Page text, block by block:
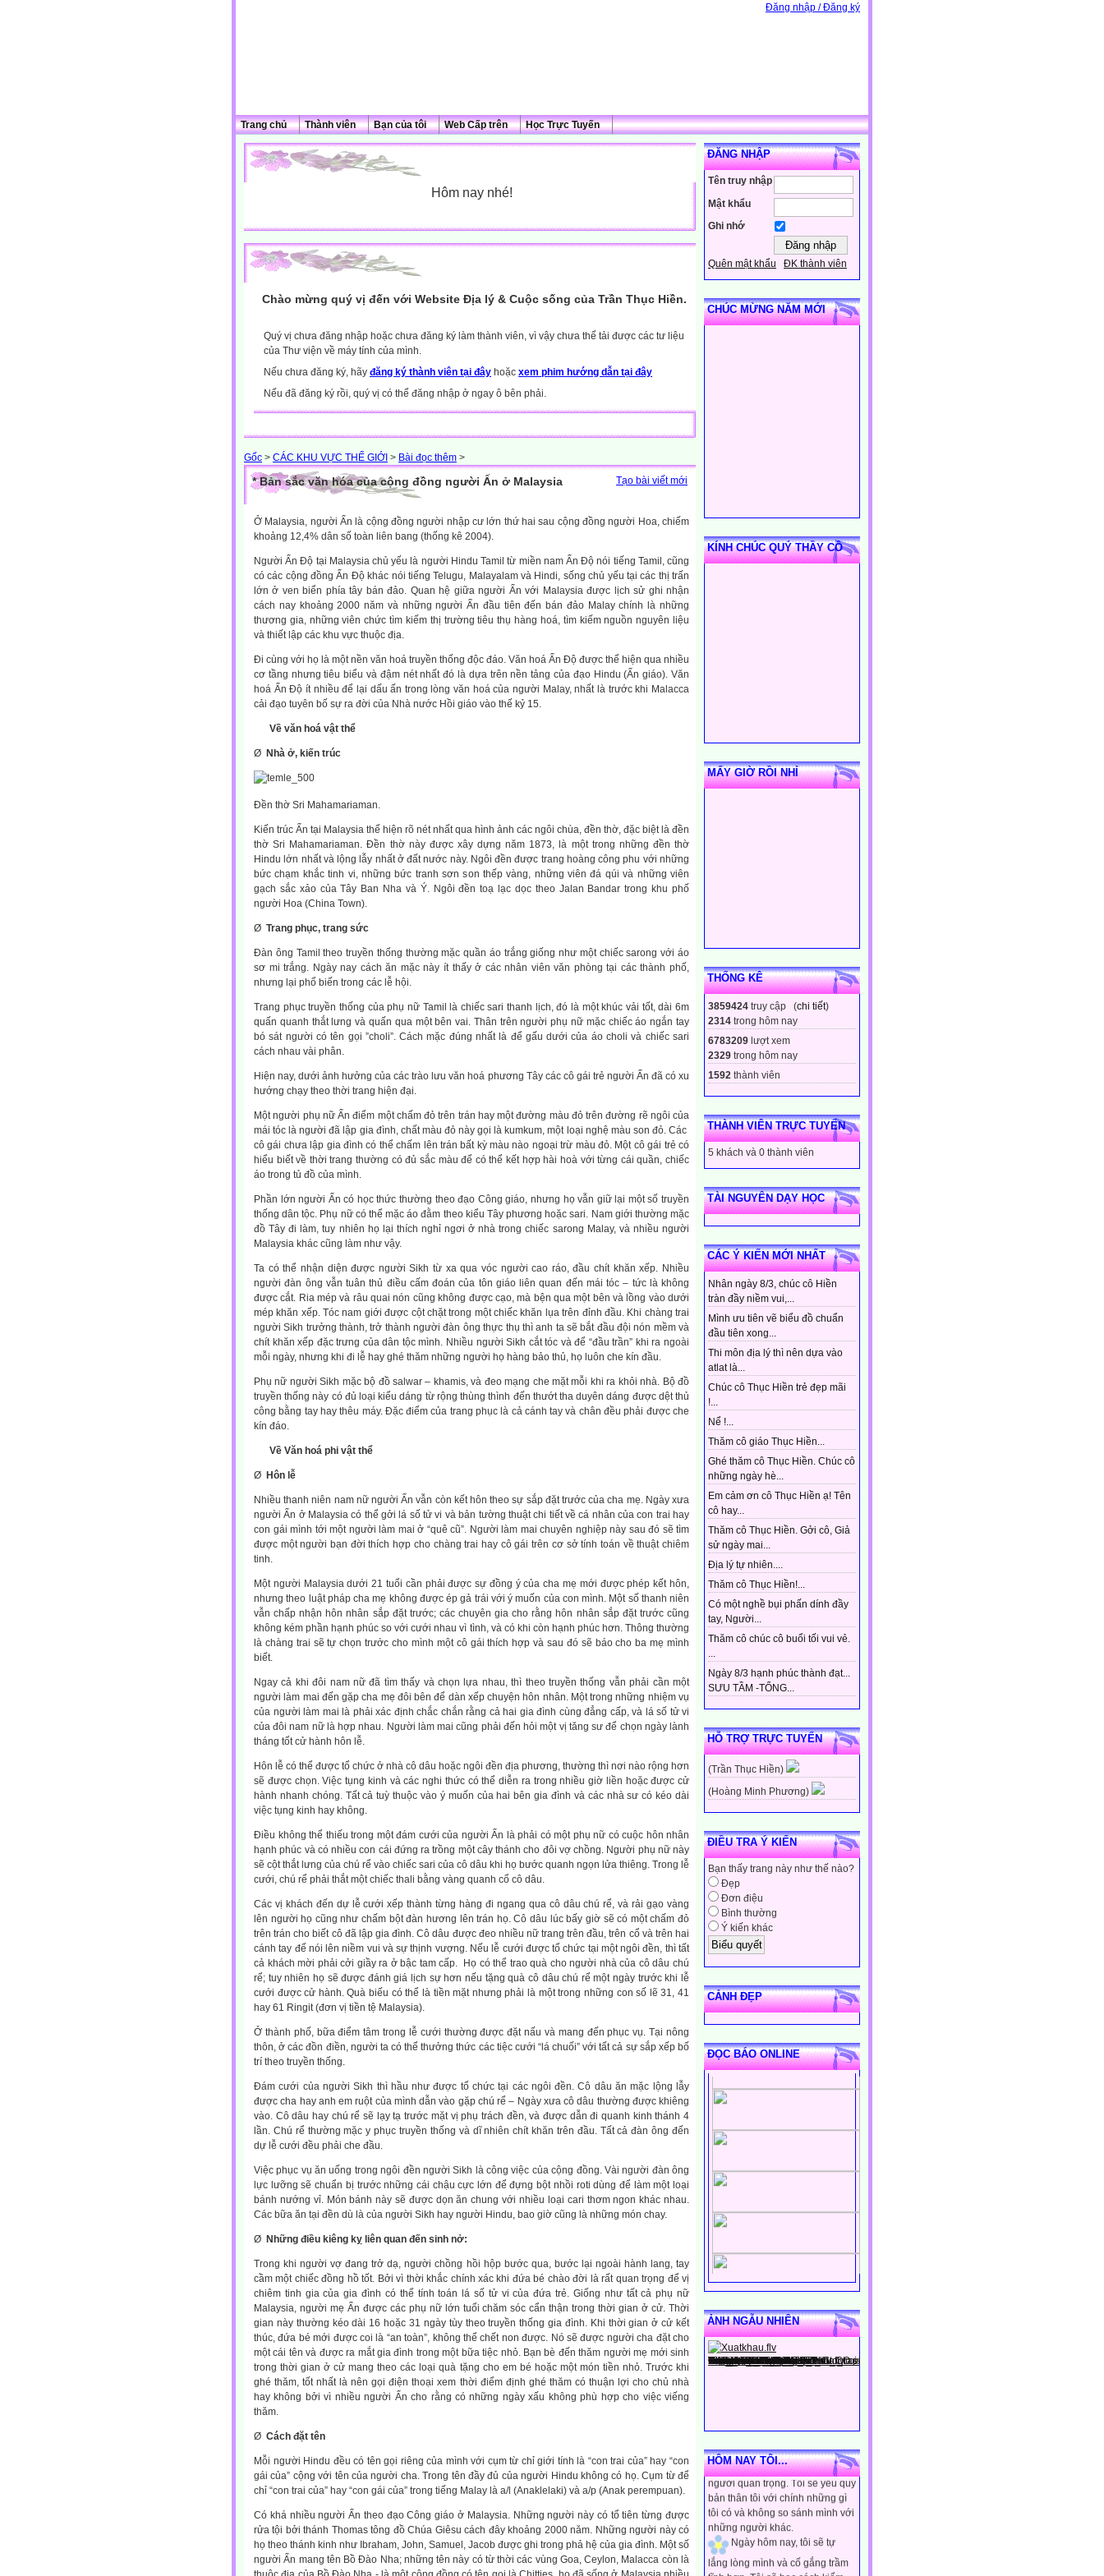
Đăng nhập / Đăng ký
Trang chủ Thành viên Bạn của tôi Web Cấp trên Học Trực Tuyến
ĐĂNG NHẬP
Tên truy nhập
Mật khẩu
Ghi nhớ
Quên mật khẩu ĐK thành viên
CHÚC MỪNG NĂM MỚI
KÍNH CHÚC QUÝ THẦY CÔ
MẤY GIỜ RỒI NHỈ
THỐNG KÊ
3859424 truy cập (chi tiết)
2314 trong hôm nay
6783209 lượt xem
2329 trong hôm nay
1592 thành viên
THÀNH VIÊN TRỰC TUYẾN
5 khách và 0 thành viên
TÀI NGUYÊN DẠY HỌC
CÁC Ý KIẾN MỚI NHẤT
Nhân ngày 8/3, chúc cô Hiền
tràn đầy niềm vui,...
Mình ưu tiên vẽ biểu đồ chuẩn
đầu tiên xong...
Thi môn địa lý thì nên dựa vào
atlat là...
Chúc cô Thục Hiền trẻ đẹp mãi
!...
Nể !...
Thăm cô giáo Thục Hiền...
Ghé thăm cô Thục Hiền. Chúc cô
những ngày hè...
Em cảm ơn cô Thục Hiền ạ! Tên
cô hay...
Thăm cô Thục Hiền. Gởi cô, Giả
sử ngày mai...
Địa lý tự nhiên....
Thăm cô Thục Hiền!...
Có một nghề bụi phấn dính đầy
tay, Người...
Thăm cô chúc cô buổi tối vui vẻ.
...
Ngày 8/3 hạnh phúc thành đạt...
SƯU TẦM -TỔNG...
HỖ TRỢ TRỰC TUYẾN
(Trần Thục Hiền)
(Hoàng Minh Phương)
ĐIỀU TRA Ý KIẾN
Bạn thấy trang này như thế nào?
Đẹp
Đơn điệu
Bình thường
Ý kiến khác
CẢNH ĐẸP
ĐỌC BÁO ONLINE
ẢNH NGẪU NHIÊN
HÔM NAY TÔI...
rằng mình là người đặc biệt, một
người quan trọng. Tôi sẽ yêu quý
bản thân tôi với chính những gì
tôi có và không so sánh mình với
những người khác.
Ngày hôm nay, tôi sẽ tự
lắng lòng mình và cố gắng trầm
tĩnh hơn. Tôi sẽ học cách kiểm
Hôm nay nhé!
Chào mừng quý vị đến với Website Địa lý & Cuộc sống của Trần Thục Hiền.
Quý vị chưa đăng nhập hoặc chưa đăng ký làm thành viên, vì vậy chưa thể tải được các tư liệu
của Thư viện về máy tính của mình.
Nếu chưa đăng ký, hãy đăng ký thành viên tại đây hoặc xem phim hướng dẫn tại đây
Nếu đã đăng ký rồi, quý vị có thể đăng nhập ở ngay ô bên phải.
Gốc > CÁC KHU VỰC THẾ GIỚI > Bài đọc thêm >
Tạo bài viết mới
* Bản sắc văn hóa của cộng đồng người Ấn ở Malaysia
Ở Malaysia, người Ấn là cộng đồng người nhập cư lớn thứ hai sau cộng đồng người Hoa, chiếm
khoảng 12,4% dân số toàn liên bang (thống kê 2004).
Người Ấn Độ tại Malaysia chủ yếu là người Hindu Tamil từ miền nam Ấn Độ nói tiếng Tamil, cũng
có các cộng đồng Ấn Độ khác nói tiếng Telugu, Malayalam và Hindi, sống chủ yếu tại các thị trấn
lớn ở ven biển phía tây bán đảo. Quan hệ giữa người Ấn với Malaysia được lịch sử ghi nhận
cách nay khoảng 2000 năm và những người Ấn đầu tiên đến bán đảo Malay chính là những
thương gia, những viên chức tìm kiếm thị trường tiêu thụ hàng hoá, tìm kiếm nguồn nguyên liệu
và thiết lập các khu vực thuộc địa.
Đi cùng với họ là một nền văn hoá truyền thống độc đáo. Văn hoá Ấn Độ được thể hiện qua nhiều
cơ tầng nhưng tiêu biểu và đậm nét nhất đó là dựa trên nền tảng của đạo Hindu (Ấn giáo). Văn
hoá Ấn Độ ít nhiều để lại dấu ấn trong lòng văn hoá của người Malay, nhất là trước khi Malacca
cải đạo tuyên bố sự ra đời của Nhà nước Hồi giáo vào thế kỷ 15.
Về văn hoá vật thể
Ø Nhà ở, kiến trúc
Đền thờ Sri Mahamariaman.
Kiến trúc Ấn tại Malaysia thể hiện rõ nét nhất qua hình ảnh các ngôi chùa, đền thờ, đặc biệt là đền
thờ Sri Mahamariaman. Đền thờ này được xây dựng năm 1873, là một trong những đền thờ
Hindu lớn nhất và lộng lẫy nhất ở đất nước này. Ngôi đền được trang hoàng công phu với những
bức chạm khắc tinh vi, những bức tranh sơn son thếp vàng, những viên đá qúi và những viên
gạch sắc xảo của Tây Ban Nha và Ý. Ngôi đền toạ lạc dọc theo Jalan Bandar trong khu phố
người Hoa (China Town).
Ø Trang phục, trang sức
Đàn ông Tamil theo truyền thống thường mặc quần áo trắng giống như một chiếc sarong với áo
sơ mi trắng. Ngày nay cách ăn mặc này ít thấy ở các nhân viên văn phòng tại các thành phố,
nhưng lại phổ biến trong các lễ hội.
Trang phục truyền thống của phụ nữ Tamil là chiếc sari thanh lịch, đó là một khúc vải tốt, dài 6m
quấn quanh thắt lưng và quấn qua một bên vai. Thân trên người phụ nữ mặc chiếc áo ngắn tay
bó sát người có tên gọi ”choli”. Cách mặc đúng nhất là để gấu dưới của áo choli và chiếc sari
cách nhau vài phân.
Hiện nay, dưới ảnh hưởng của các trào lưu văn hoá phương Tây các cô gái trẻ người Ấn đã có xu
hướng chạy theo thời trang hiện đại.
Một người phụ nữ Ấn điểm một chấm đỏ trên trán hay một đường màu đỏ trên đường rẽ ngôi của
mái tóc là người đã lập gia đình, chất màu đỏ này gọi là kumkum, một loại nghệ màu son đỏ. Các
cô gái chưa lập gia đình có thể chấm lên trán bất kỳ màu nào ngoại trừ màu đỏ. Một cô gái trẻ có
hiểu biết về thời trang thường có đủ sắc màu để có thể kết hợp hài hoà với từng cái quần, chiếc
áo trong tủ đồ của mình.
Phần lớn người Ấn có học thức thường theo đạo Công giáo, nhưng họ vẫn giữ lại một số truyền
thống dân tộc. Phụ nữ có thể mặc áo đằm theo kiểu Tây phương hoặc sari. Nam giới thường mặc
đồ Tây đi làm, tuy nhiên họ lại thích nghỉ ngơi ở nhà trong chiếc sarong Malay, và nhiều người
Malaysia khác cũng làm như vậy.
Ta có thể nhận diện được người Sikh từ xa qua vóc người cao ráo, đầu chít khăn xếp. Nhiều
người đàn ông vẫn tuân thủ điều cấm đoán của tôn giáo liên quan đến mái tóc – tức là không
được cắt. Ria mép và râu quai nón cũng không được cạo, mà bện qua một bên và lồng vào dưới
mép khăn xếp. Tóc nam giới được cột chặt trong một chiếc khăn lụa trên đỉnh đầu. Khi chàng trai
người Sikh trưởng thành, trở thành người đàn ông thực thụ thì anh ta sẽ bắt đầu đội nón mềm và
chít khăn xếp đặc trưng của dân tộc mình. Nhiều người Sikh cắt tóc và để “đầu trần” khi ra ngoài
mỗi ngày, nhưng khi đi lễ hay ghé thăm những người họ hàng bảo thủ, họ luôn che kín đầu.
Phụ nữ người Sikh mặc bộ đồ salwar – khamis, và đeo mạng che mặt mỗi khi ra khỏi nhà. Bộ đồ
truyền thống này có đủ loại kiểu dáng từ rộng thùng thình đến thướt tha duyên dáng được dệt thủ
công bằng tay hay thêu máy. Đặc điểm của trang phục là cả cánh tay và chân đều phải được che
kín đáo.
Về Văn hoá phi vật thể
Ø Hôn lễ
Nhiều thanh niên nam nữ người Ấn vẫn còn kết hôn theo sự sắp đặt trước của cha mẹ. Ngày xưa
người Ấn ở Malaysia có thể gởi lá số tử vi và bản tường thuật chi tiết về cá nhân của con trai hay
con gái mình tới một người làm mai ở “quê cũ”. Người làm mai chuyên nghiệp này sau đó sẽ tìm
được một người bạn đời thích hợp cho chàng trai hay cô gái trên cơ sở tính toán về thuật chiêm
tinh.
Một người Malaysia dưới 21 tuổi cần phải được sự đồng ý của cha mẹ mới được phép kết hôn,
nhưng theo luật pháp cha mẹ không được ép gả trái với ý muốn của con mình. Một số thanh niên
vẫn chấp nhận hôn nhân sắp đặt trước; các chuyên gia cho rằng hôn nhân sắp đặt trước cũng
không kém phần hạnh phúc so với cưới nhau vì tình, và có khi còn hạnh phúc hơn. Thông thường
là chàng trai sẽ tự chọn trước cho mình một cô gái thích hợp và sau đó sẽ báo cho ba mẹ mình
biết.
Ngay cả khi đôi nam nữ đã tìm thấy và chọn lựa nhau, thì theo truyền thống vẫn phải cần một
người làm mai đến gặp cha mẹ đôi bên để dàn xếp chuyện hôn nhân. Một trong những nhiệm vụ
của người làm mai là phải xác định chắc chắn rằng cả hai gia đình cùng đẳng cấp, và lá số tử vi
của đôi nam nữ là hợp nhau. Người làm mai cũng phải đến hỏi một vị tăng sư để chọn ngày lành
tháng tốt cử hành hôn lễ.
Hôn lễ có thể được tổ chức ở nhà cô dâu hoặc ngôi đền địa phương, thường thì nơi nào rộng hơn
sẽ được chọn. Việc tụng kinh và các nghi thức có thể diễn ra trong nhiều giờ liền hoặc được cử
hành nhanh chóng. Tất cả tuỳ thuộc vào ý muốn của hai bên gia đình và các nhà sư có kéo dài
việc tụng kinh hay không.
Điều không thể thiếu trong một đám cưới của người Ấn là phải có một phụ nữ có cuộc hôn nhân
hạnh phúc và có nhiều con cái đứng ra trồng một cây thánh cho đôi vợ chồng. Người phụ nữ này
sẽ cột thắt lưng của chú rể vào chiếc sari của cô dâu khi họ bước quanh ngọn lửa thiêng. Trong lễ
cưới, chú rể phải thắt một chiếc thali bằng vàng quanh cổ cô dâu.
Các vị khách đến dự lễ cưới xếp thành từng hàng đi ngang qua cô dâu chú rể, và rải gạo vàng
lên người họ cũng như chấm bột đàn hương lên trán họ. Cô dâu lúc bấy giờ sẽ có một chấm đỏ
trên trán cho biết cô đã lập gia đình. Cô dâu được đeo nhiều nữ trang trên đầu, trên cổ và trên hai
cánh tay để nói lên niềm vui và sự thịnh vượng. Nếu lễ cưới được tổ chức tại một ngôi đền, thì tất
cả khách mời phải cởi giầy ra ở bậc tam cấp. Họ có thể trao quà cho người nhà của cô dâu chú
rể; tuy nhiên họ sẽ được đánh giá lịch sự hơn nếu tặng quà cô dâu chú rể một ngày trước khi lễ
cưới được cử hành. Quà biếu có thể là tiền mặt nhưng phải là một trong những con số lẽ 31, 41
hay 61 Ringit (đơn vị tiền tệ Malaysia).
Ở thành phố, bữa điểm tâm trong lễ cưới thường được đặt nấu và mang đến phục vụ. Tại nông
thôn, ở các đồn điền, người ta có thể thưởng thức các tiệc cưới “lá chuối” với tất cả sự sắp xếp bố
trí theo truyền thống.
Đám cưới của người Sikh thì hầu như được tổ chức tại các ngôi đền. Cô dâu ăn mặc lộng lẫy
được cha hay anh em ruột của mình dẫn vào gặp chú rể – Ngày xưa cô dâu thường được khiêng
vào. Cô dâu hay chú rể sẽ lạy tạ trước mặt vị phụ trách đền, và được dẫn đi quanh kinh thánh 4
lần. Chú rể thường mặc y phục truyền thống và dĩ nhiên chít khăn trên đầu. Tất cả đàn ông đến
dự lễ cưới đều phải che đầu.
Việc phục vụ ăn uống trong ngôi đền người Sikh là công việc của cộng đồng. Vài người đàn ông
lực lưỡng sẽ chuẩn bị trước những cái chậu cực lớn để đựng bột nhồi roti dùng để làm một loại
bánh nướng vỉ. Món bánh này sẽ được dọn ăn chung với nhiều loại cari thơm ngon khác nhau.
Các bữa ăn tại đền dù là của người Sikh hay người Hindu, bao giờ cũng là những món chay.
Ø Những điều kiêng kỵ liên quan đến sinh nở:
Trong khi người vợ đang trở dạ, người chồng hồi hộp bước qua, bước lại ngoài hành lang, tay
cầm một chiếc đồng hồ tốt. Bởi vì thời khắc chính xác khi đứa bé chào đời là rất quan trọng để vị
chiêm tinh gia của gia đình có thể tính toán lá số tử vi của đứa trẻ. Giống như tất cả phụ nữ
Malaysia, người mẹ Ấn được các phụ nữ lớn tuổi chăm sóc cẩn thận trong thời gian ở cử. Thời
gian này thường kéo dài 16 hoặc 31 ngày tùy theo truyền thống gia đình. Khi thời gian ở cử kết
thúc, đứa bé mới được coi là “an toàn”, không thể chết non được. Nó sẽ được người cha đặt cho
một cái tên và được ra mắt gia đình trong một bữa tiệc nhỏ. Bạn bè đến thăm người mẹ mới sinh
trong thời gian ở cử mang theo các loại quà tặng cho em bé hoặc một món tiền nhỏ. Trước khi
ghé thăm, tốt nhất là nên gọi điện thoại xem thời điểm định ghé thăm có thuận lợi cho chủ nhà
hay không bởi vì nhiều người Ấn cho rằng có những ngày xấu không phù hợp cho việc viếng
thăm.
Ø Cách đặt tên
Mỗi người Hindu đều có tên gọi riêng của mình với cụm từ chỉ giới tính là “con trai của” hay “con
gái của” cộng với tên của người cha. Trong tên đầy đủ của người Hindu không có họ. Cụm từ để
chỉ “con trai của” hay “con gái của” trong tiếng Malay là a/l (Anaklelaki) và a/p (Anak perempuan).
Có khá nhiều người Ấn theo đạo Công giáo ở Malaysia. Những người này có tổ tiên từng được
rửa tội bởi thánh Thomas tông đồ Chúa Giêsu cách đây khoảng 2000 năm. Những người này có
họ theo thánh kinh như Ibraham, John, Samuel, Jacob được ghi trong phả hệ của gia đình. Một số
người Ấn mang tên Bồ Đào Nha; những tên này có từ thời các vùng Goa, Ceylon, Malacca còn là